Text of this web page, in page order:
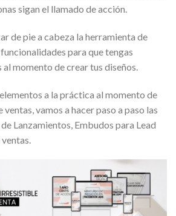
sigan el llamado de acción.
de pie a cabeza la herramienta de
para que tengas
momento de crear tus diseños.
a la práctica al momento de
vamos a hacer paso a paso las
Lanzamientos, Embudos para Lead